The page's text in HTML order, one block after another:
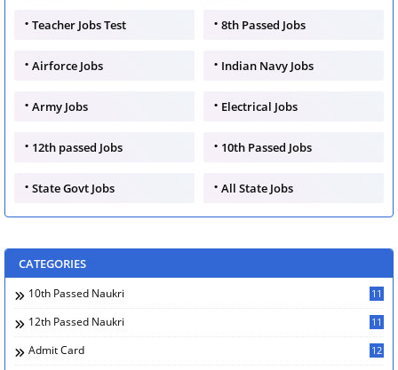
Teacher Jobs Test 8th Passed Jobs
Airforce Jobs Indian Navy Jobs
Army Jobs Electrical Jobs
12th passed Jobs 10th Passed Jobs
State Govt Jobs All State Jobs
CATEGORIES
10th Passed Naukri 11
12th Passed Naukri 11
Admit Card 12